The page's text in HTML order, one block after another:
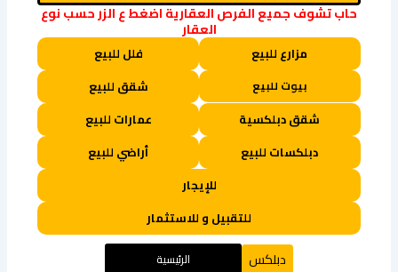
حاب تشوف جميع الفرص العقارية اضغط ع الزر حسب نوع
العقار
مزارع للبيع فلل للبيع
بيوت للبيع
شقق للبيع
شقق دبلكسية
عمارات للبيع
دبلكسات للبيع
أراضي للبيع
للإيجار
للتقبيل و للاستثمار
دبلكس الرئيسية